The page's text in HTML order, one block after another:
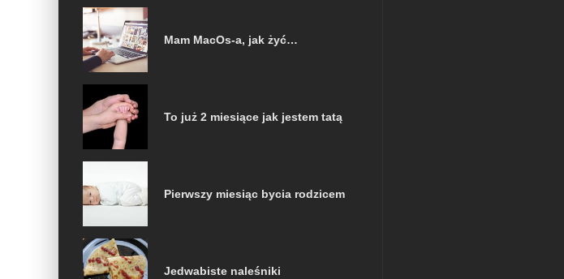
Mam MacOs-a, jak żyć…
To już 2 miesiące jak jestem tatą
Pierwszy miesiąc bycia rodzicem
Jedwabiste naleśniki